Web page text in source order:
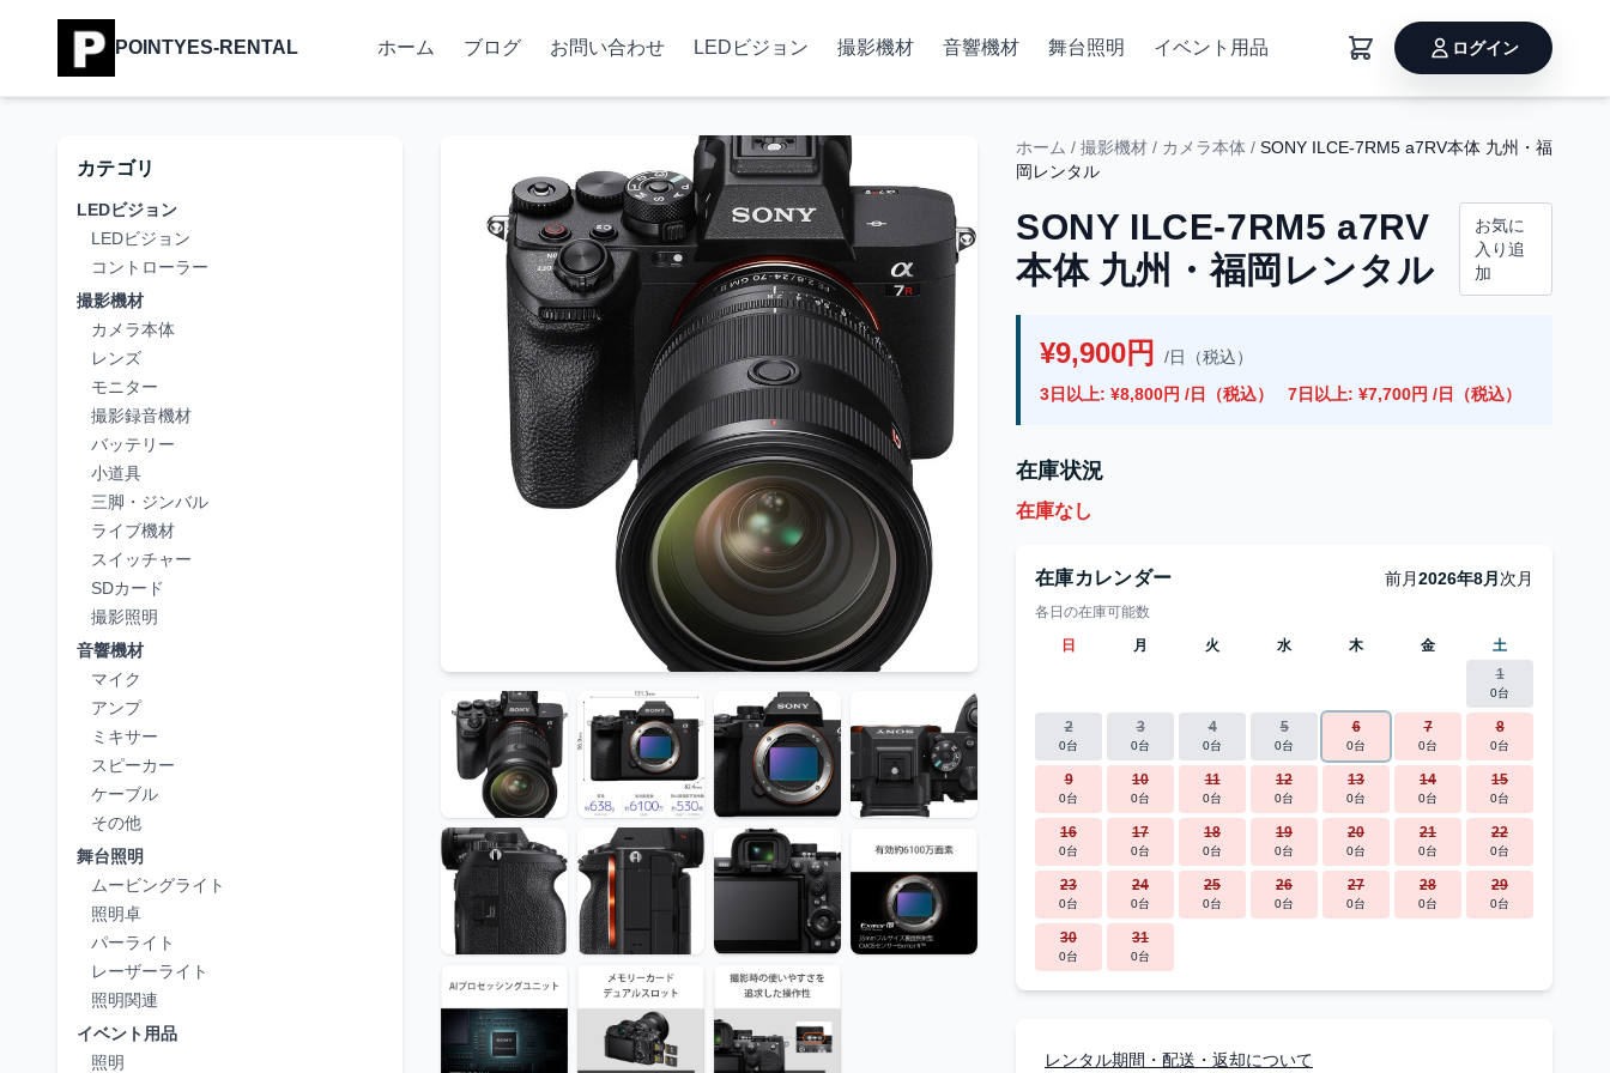
POINTYES-RENTAL ホーム ブログ お問い合わせ LEDビジョン 撮影機材 音響機材 舞台照明 イベント用品 ログイン
カテゴリ
LEDビジョン
LEDビジョン
コントローラー
撮影機材
カメラ本体
レンズ
モニター
撮影録音機材
バッテリー
小道具
三脚・ジンバル
ライブ機材
スイッチャー
SDカード
撮影照明
音響機材
マイク
アンプ
ミキサー
スピーカー
ケーブル
その他
舞台照明
ムービングライト
照明卓
パーライト
レーザーライト
照明関連
イベント用品
照明
ホーム / 撮影機材 / カメラ本体 / SONY ILCE-7RM5 a7RV本体 九州・福
岡レンタル
SONY ILCE-7RM5 a7RV
本体 九州・福岡レンタル
お気に
入り追
加
¥9,900円
/日（税込）
3日以上: ¥8,800円 /日（税込）
7日以上: ¥7,700円 /日（税込）
在庫状況
在庫なし
在庫カレンダー 前月2026年8月 次月
各日の在庫可能数
日
月 火 水 木 金
土
1
0台
2
0台
3
0台
4
0台
5
0台
6
0台
7
0台
8
0台
9
0台
10
0台
11
0台
12
0台
13
0台
14
0台
15
0台
16
0台
17
0台
18
0台
19
0台
20
0台
21
0台
22
0台
23
0台
24
0台
25
0台
26
0台
27
0台
28
0台
29
0台
30
0台
31
0台
レンタル期間・配送・返却について